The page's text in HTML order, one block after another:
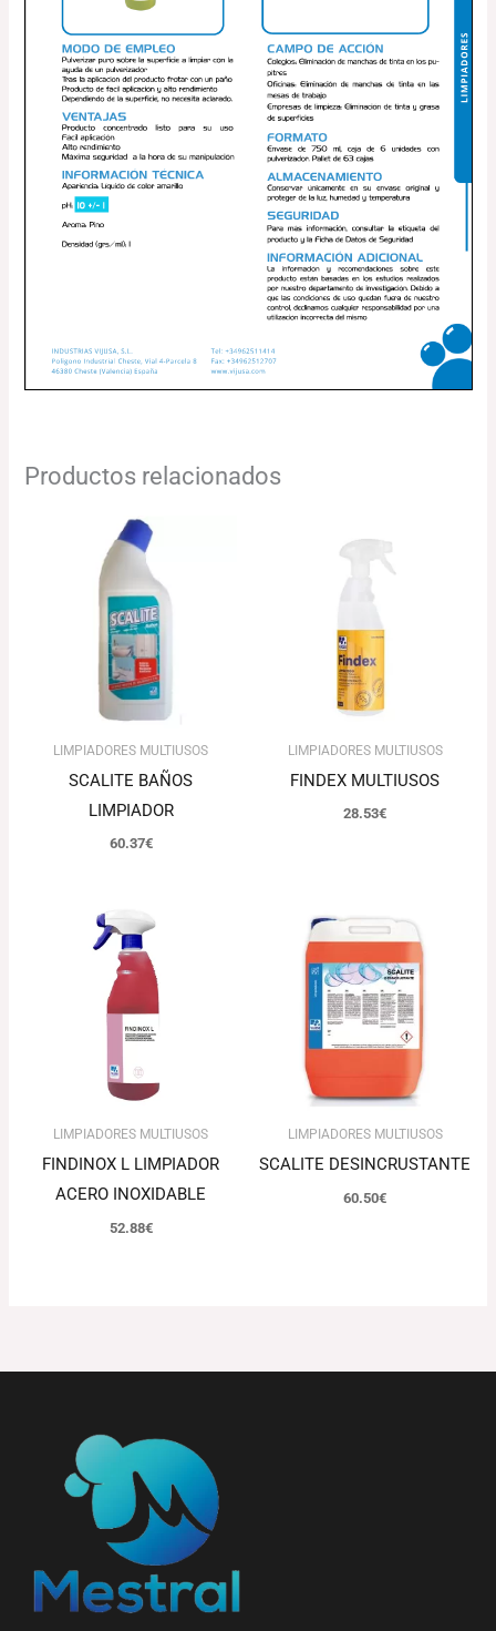
Productos relacionados
LIMPIADORES MULTIUSOS
SCALITE BAÑOS
LIMPIADOR
60.37€
LIMPIADORES MULTIUSOS
FINDEX MULTIUSOS
28.53€
LIMPIADORES MULTIUSOS
FINDINOX L LIMPIADOR
ACERO INOXIDABLE
52.88€
LIMPIADORES MULTIUSOS
SCALITE DESINCRUSTANTE
60.50€